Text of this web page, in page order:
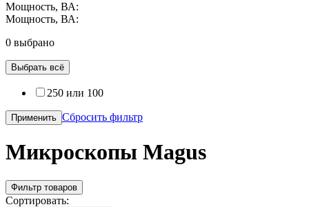
Мощность, ВА:
Мощность, ВА:
0 выбрано
Выбрать всё
250 или 100
Применить Сбросить фильтр
Микроскопы Magus
Фильтр товаров
Сортировать: